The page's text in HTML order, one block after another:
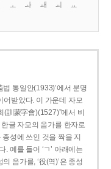
ㅗ ㅘ ㅙ ㅚ
ㅛ
법 통일안(1933)’에서 분명
어받았다. 이 가운데 자모
訓蒙字會)(1527)”에서 비
글 자모의 음가를 한자로
성에 쓰인 것을 짝을 지
예를 들어 ‘ㄱ’ 아래에는
의 음가를, ‘役(역)’은 종성